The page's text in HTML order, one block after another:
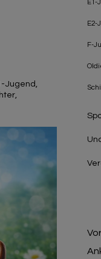
Jugend
E1-
E2-
F-